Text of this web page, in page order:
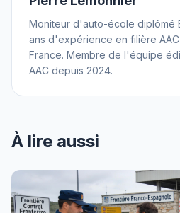
Moniteur d'auto-école diplômé
ans d'expérience en filière
France. Membre de l'équipe
AAC depuis 2024.
À lire aussi